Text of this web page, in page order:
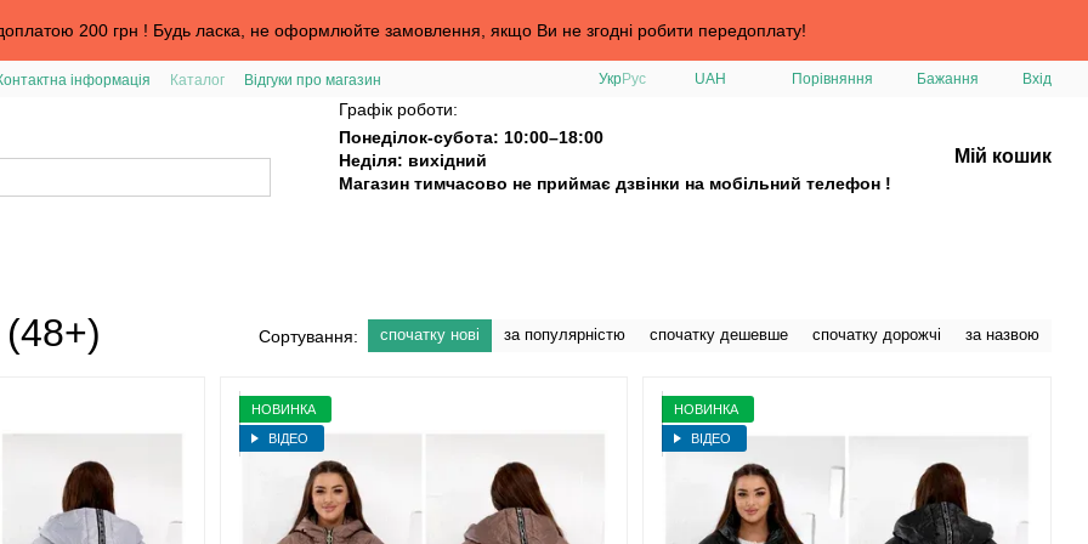
200 грн ! Будь ласка, не оформлюйте замовлення, якщо Ви не згодні робити передоплату!
інформація Каталог
Відгуки про магазин
УкрРус UAH Порівняння Бажання Вхід
Графік роботи:
Понеділок-субота: 10:00–18:00
Неділя: вихідний
Магазин тимчасово не приймає дзвінки на мобільний телефон !
Мій кошик
(48+) Сортування: спочатку нові за популярністю спочатку дешевше спочатку дорожчі за назвою
НОВИНКА
ВІДЕО
НОВИНКА
ВІДЕО